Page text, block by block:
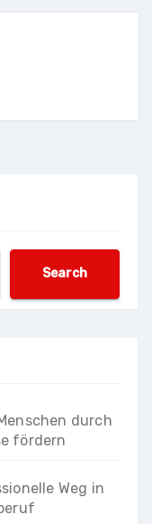
Search
durch
fördern
Weg in